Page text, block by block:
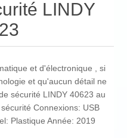
LINDY
et d'électronique , si
et qu'aucun détail ne
sécurité LINDY 40623 au
Connexions: USB
Plastique Année: 2019